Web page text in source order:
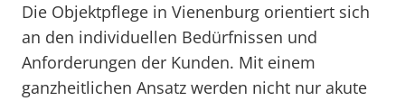
Die Objektpflege in Vienenburg orientiert sich
an den individuellen Bedürfnissen und
Anforderungen der Kunden. Mit einem
ganzheitlichen Ansatz werden nicht nur akute